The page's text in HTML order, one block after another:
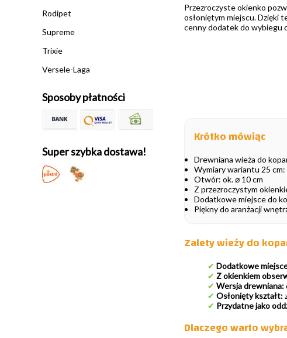
Rodipet
Supreme
Trixie
Versele-Laga
Sposoby płatności
Super szybka dostawa!
Przezroczyste okienko
osłoniętym miejscu. Dzięki
cenny dodatek do wybiegu
Krótko mówiąc
Drewniana wieża do
Wymiary wariantu 25 cm:
Otwór: ok. ⌀ 10 cm
Z przezroczystym
Dodatkowe miejsce do
Piękny do aranżacji
Zalety wieży do
✔ Dodatkowe
✔ Z okienkiem
✔ Wersja drewniana:
✔ Osłonięty kształt:
✔ Przydatne jako
Dlaczego warto